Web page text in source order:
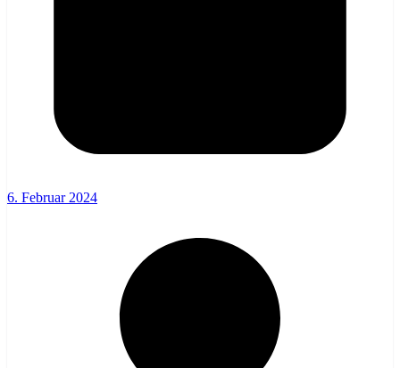
6. Februar 2024